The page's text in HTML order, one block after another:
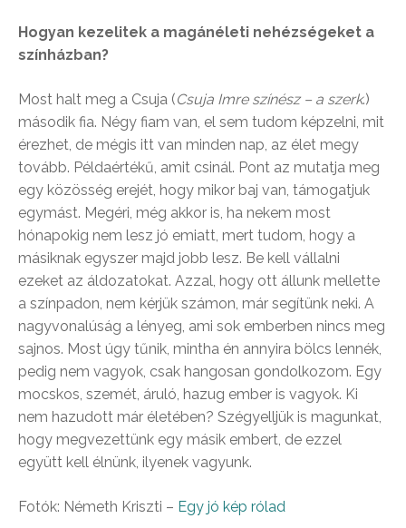
Hogyan kezelitek a magánéleti nehézségeket a
színházban?
Most halt meg a Csuja (Csuja Imre színész – a szerk.)
második fia. Négy fiam van, el sem tudom képzelni, mit
érezhet, de mégis itt van minden nap, az élet megy
tovább. Példaértékű, amit csinál. Pont az mutatja meg
egy közösség erejét, hogy mikor baj van, támogatjuk
egymást. Megéri, még akkor is, ha nekem most
hónapokig nem lesz jó emiatt, mert tudom, hogy a
másiknak egyszer majd jobb lesz. Be kell vállalni
ezeket az áldozatokat. Azzal, hogy ott állunk mellette
a színpadon, nem kérjük számon, már segítünk neki. A
nagyvonalúság a lényeg, ami sok emberben nincs meg
sajnos. Most úgy tűnik, mintha én annyira bölcs lennék,
pedig nem vagyok, csak hangosan gondolkozom. Egy
mocskos, szemét, áruló, hazug ember is vagyok. Ki
nem hazudott már életében? Szégyelljük is magunkat,
hogy megvezettünk egy másik embert, de ezzel
együtt kell élnünk, ilyenek vagyunk.
Fotók: Németh Kriszti – Egy jó kép rólad